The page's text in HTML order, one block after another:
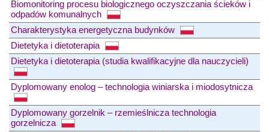
Biomonitoring procesu biologicznego oczyszczania ścieków i
odpadów komunalnych
Charakterystyka energetyczna budynków
Dietetyka i dietoterapia
Dietetyka i dietoterapia (studia kwalifikacyjne dla nauczycieli)
Dyplomowany enolog – technologia winiarska i miodosytnicza
Dyplomowany gorzelnik – rzemieślnicza technologia
gorzelnicza